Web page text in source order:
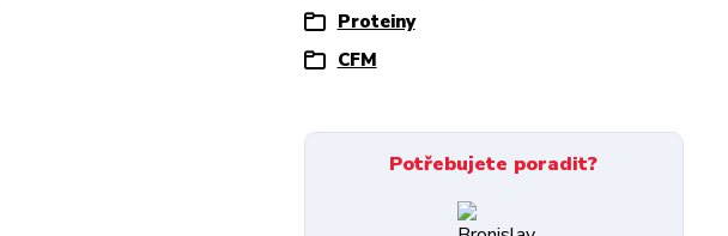
Proteiny
CFM
Potřebujete poradit?